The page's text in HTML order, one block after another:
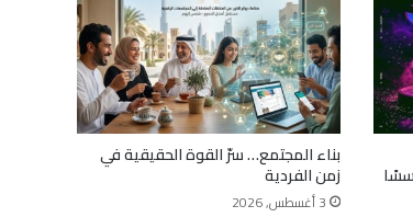
بناء المجتمع… سرّ القوة الحقيقية في
زمن الفردية
3 أغسطس, 2026